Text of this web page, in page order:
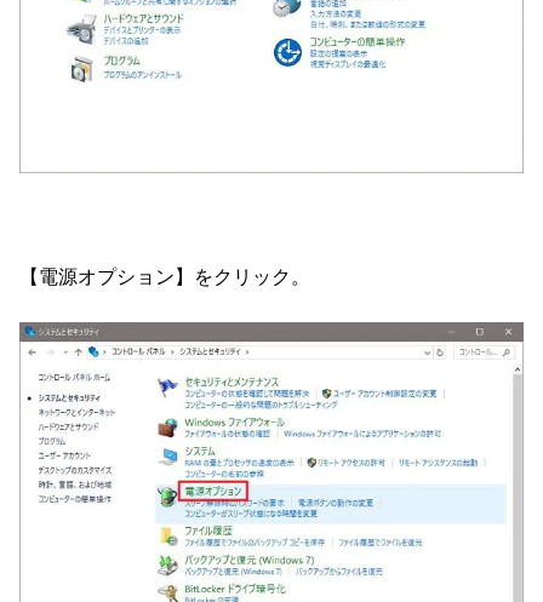
【電源オプション】をクリック。